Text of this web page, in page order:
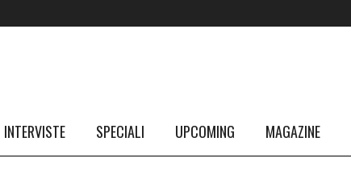
INTERVISTE SPECIALI UPCOMING MAGAZINE